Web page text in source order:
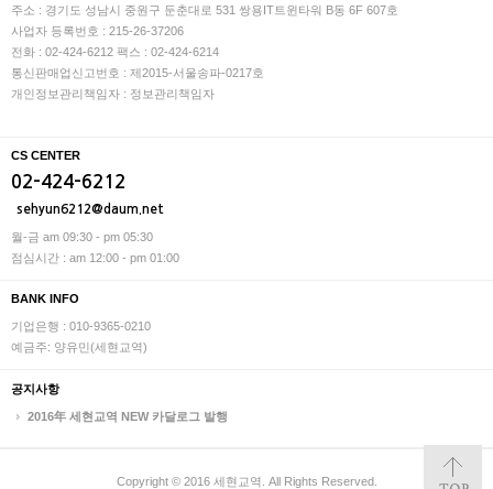
주소 : 경기도 성남시 중원구 둔춘대로 531 쌍용IT트윈타워 B동 6F 607호
사업자 등록번호 : 215-26-37206
전화 : 02-424-6212 팩스 : 02-424-6214
통신판매업신고번호 : 제2015-서울송파-0217호
개인정보관리책임자 : 정보관리책임자
CS CENTER
02-424-6212
sehyun6212@daum.net
월-금 am 09:30 - pm 05:30
점심시간 : am 12:00 - pm 01:00
BANK INFO
기업은행 : 010-9365-0210
예금주: 양유민(세현교역)
공지사항
2016年 세현교역 NEW 카달로그 발행
Copyright © 2016 세현교역. All Rights Reserved.